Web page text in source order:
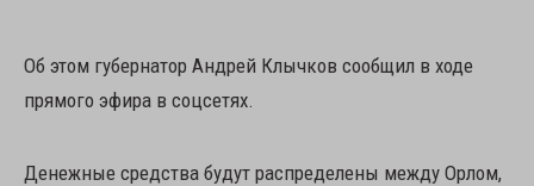
Об этом губернатор Андрей Клычков сообщил в ходе
прямого эфира в соцсетях.
Денежные средства будут распределены между Орлом,